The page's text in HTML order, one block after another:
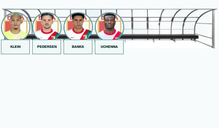
KLEIN PEDERSEN BANKS UCHENNA